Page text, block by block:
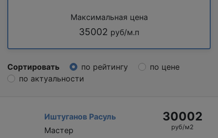
Максимальная цена
35002 руб/м.п
Сортировать по рейтингу
по цене
по актуальности
Иштуганов Расуль
Мастер
30002
руб/м2